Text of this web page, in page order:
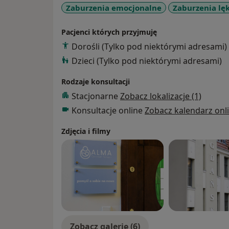
Kryzysowej w Poznaniu, w Bydgoskim
Szpitalu Uniwersyteckim nr 1 w Bydgoszczy
somatycznych, jak i
psychiatrycznych) oraz w prywatnym
Zaburzenia emocjonalne
Zaburzenia
Pacjenci których przyjmuję
Dorośli (Tylko pod niektórymi adresami)
Dzieci (Tylko pod niektórymi adresami)
Rodzaje konsultacji
Stacjonarne Zobacz lokalizacje (1)
Konsultacje online Zobacz kalendarz
Zdjęcia i filmy
Zobacz galerię (6)